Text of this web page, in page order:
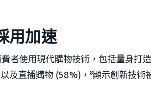
用加速
者使用現代購物技術，包括量身打
及直播購物 (58%)，
8顯示創新技術